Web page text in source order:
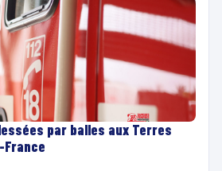
par balles aux Terres
France